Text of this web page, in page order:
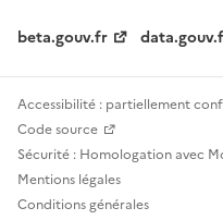
beta.gouv.fr
Accessibilité : partiellement
Code source
Sécurité : Homologation avec
Mentions légales
Conditions générales